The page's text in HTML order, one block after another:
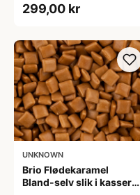
299,00 kr
UNKNOWN
Brio Flødekaramel
Bland-selv slik i kasser 2